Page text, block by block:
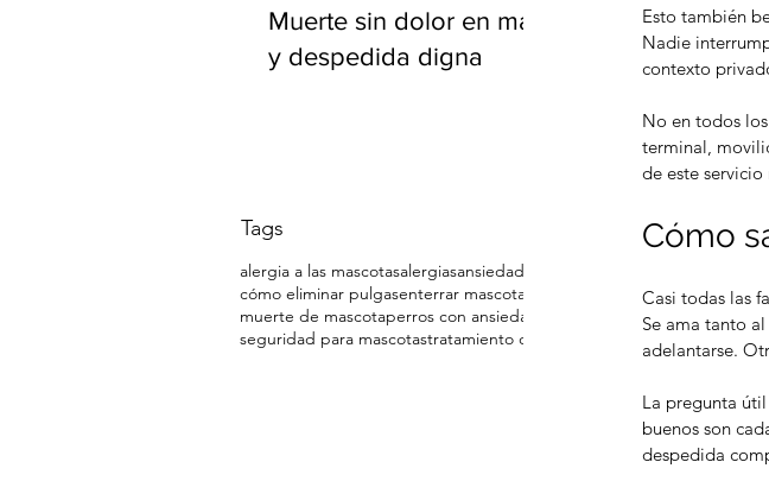
Muerte sin dolor en mascotas
y despedida digna
Qué
Tags
alergia a las mascotasalergiasansiedad en mascotas
cómo eliminar pulgasenterrar mascotas mascotas en casamascotas
muerte de mascotaperros con ansiedad refugios para animales
seguridad para mascotastratamiento contra las pulgas vacaciones sin
Esto también
Nadie
contexto
No en todos
terminal,
de este
Cómo
Casi todas las
Se ama tanto
adelantarse.
La pregunta
buenos son
despedida